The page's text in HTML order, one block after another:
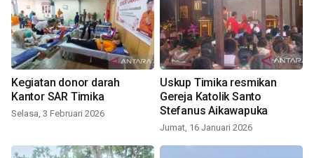
Kegiatan donor darah
Kantor SAR Timika
Selasa, 3 Februari 2026
Uskup Timika resmikan
Gereja Katolik Santo
Stefanus Aikawapuka
Jumat, 16 Januari 2026